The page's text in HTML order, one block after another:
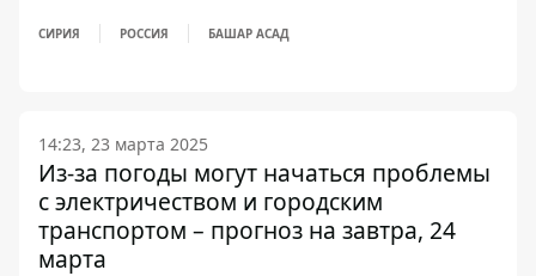
СИРИЯ РОССИЯ БАШАР АСАД
14:23, 23 марта 2025
Из-за погоды могут начаться проблемы
с электричеством и городским
транспортом – прогноз на завтра, 24
марта